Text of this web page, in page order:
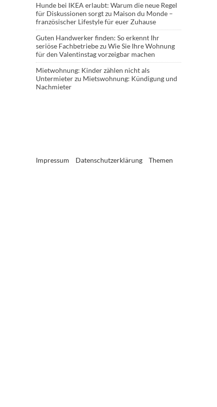
Hunde bei IKEA erlaubt: Warum die neue Regel
für Diskussionen sorgtzu Maison du Monde –
französischer Lifestyle für euer Zuhause
Guten Handwerker finden: So erkennt Ihr
seriöse Fachbetriebezu Wie Sie Ihre Wohnung
für den Valentinstag vorzeigbar machen
Mietwohnung: Kinder zählen nicht als
Untermieterzu Mietswohnung: Kündigung und
Nachmieter
Impressum Datenschutzerklärung Themen